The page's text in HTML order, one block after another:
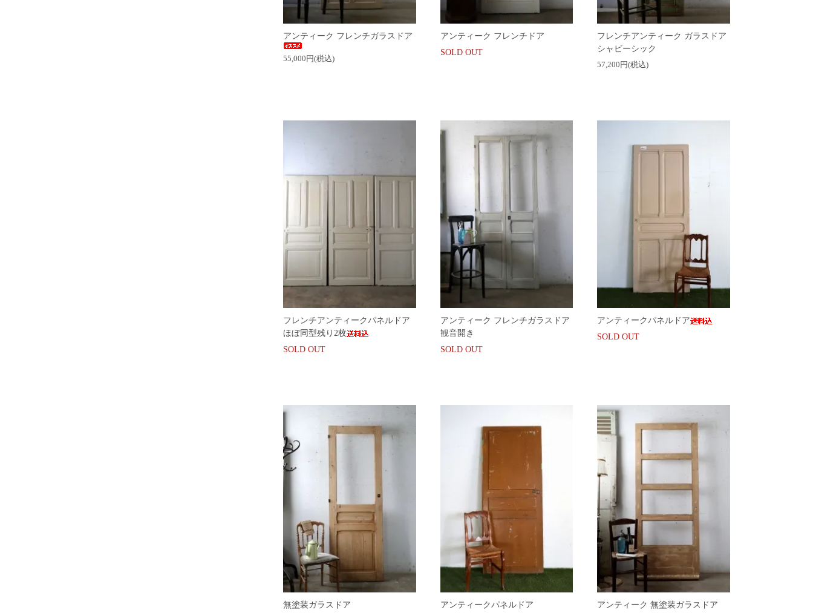
アンティーク フレンチガラスドア
55,000円(税込)
アンティーク フレンチドア
SOLD OUT
フレンチアンティーク ガラスドア
シャビーシック
57,200円(税込)
フレンチアンティークパネルドア
ほぼ同型残り2枚
SOLD OUT
アンティーク フレンチガラスドア
観音開き
SOLD OUT
アンティークパネルドア
SOLD OUT
無塗装ガラスドア アンティークパネルドア アンティーク 無塗装ガラスドア